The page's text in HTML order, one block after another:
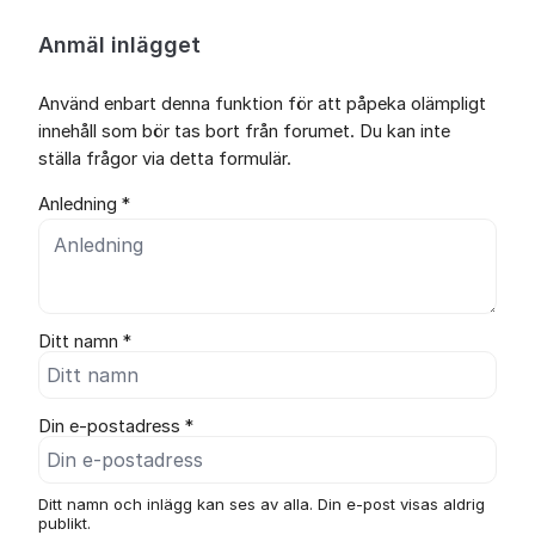
Anmäl inlägget
Använd enbart denna funktion för att påpeka olämpligt
innehåll som bör tas bort från forumet. Du kan inte
ställa frågor via detta formulär.
Anledning *
Ditt namn *
Din e-postadress *
Ditt namn och inlägg kan ses av alla. Din e-post visas aldrig
publikt.